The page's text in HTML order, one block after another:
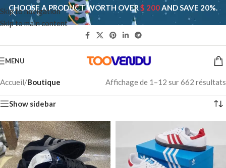
Skip to navigation
Skip to main content
CHOOSE A PRODUCT WORTH OVER$ 200AND SAVE 20%.
MENU
Accueil/Boutique Affichage de 1–12 sur 662 résultats
Show sidebar